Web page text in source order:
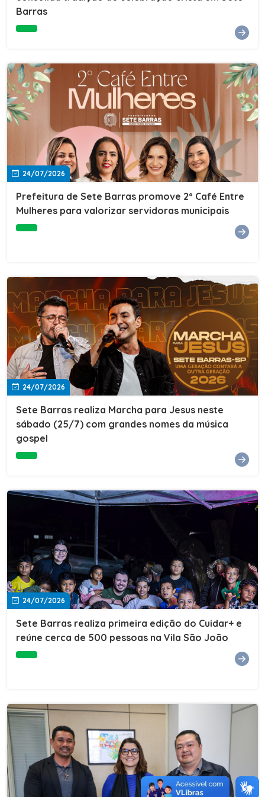
e do Instituto de Desenvolvimento Profissional
fundador da empresa Seu Consultor.Inscrições: FAÇA
AQUI
Barras
24/07/2026
Prefeitura de Sete Barras promove 2º Café Entre
Mulheres para valorizar servidoras municipais
24/07/2026
Sete Barras realiza Marcha para Jesus neste
sábado (25/7) com grandes nomes da música
gospel
24/07/2026
Sete Barras realiza primeira edição do Cuidar+ e
reúne cerca de 500 pessoas na Vila São João